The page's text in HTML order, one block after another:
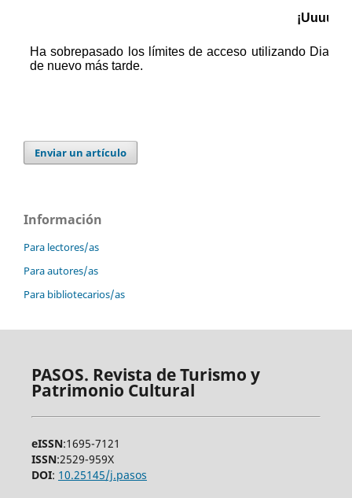
Enviar un artículo
Información
Para lectores/as
Para autores/as
Para bibliotecarios/as
PASOS. Revista de Turismo y
Patrimonio Cultural
eISSN:1695-7121
ISSN:2529-959X
DOI: 10.25145/j.pasos